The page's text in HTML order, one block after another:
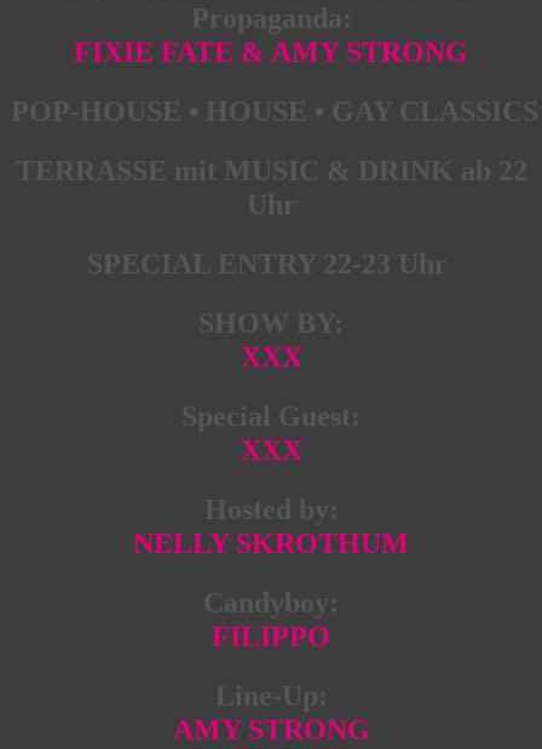
Propaganda:
FIXIE FATE & AMY STRONG
POP-HOUSE • HOUSE • GAY CLASSICS
TERRASSE mit MUSIC & DRINK ab 22
Uhr
SPECIAL ENTRY 22-23 Uhr
SHOW BY:
XXX
Special Guest:
XXX
Hosted by:
NELLY SKROTHUM
Candyboy:
FILIPPO
Line-Up:
AMY STRONG